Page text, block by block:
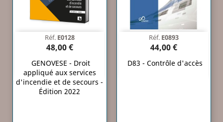
Réf. E0128
48,00 €
GENOVESE - Droit
appliqué aux services
d'incendie et de secours -
Édition 2022
Réf. E0893
44,00 €
D83 - Contrôle d'accès